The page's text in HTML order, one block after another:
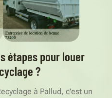
étapes pour louer
?
à Pallud, c'est un